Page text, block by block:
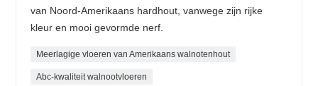
van Noord-Amerikaans hardhout, vanwege zijn rijke
kleur en mooi gevormde nerf.
Meerlagige vloeren van Amerikaans walnotenhout
Abc-kwaliteit walnootvloeren